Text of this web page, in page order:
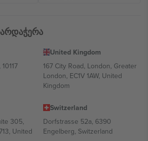
United Kingdom
167 City Road, London, Greater
London, EC1V 1AW, United
Kingdom
305,
United
Switzerland
Dorfstrasse 52a, 6390
Engelberg, Switzerland